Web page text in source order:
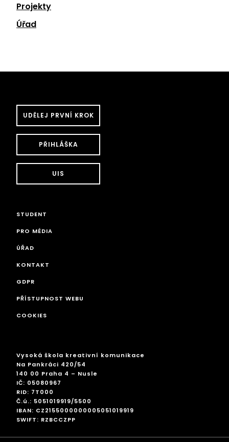
Projekty
Úřad
UDĚLEJ PRVNÍ KROK
PŘIHLÁŠKA
UIS
STUDENT
PRO MÉDIA
ÚŘAD
KONTAKT
GDPR
PŘÍSTUPNOST WEBU
COOKIES
Vysoká škola kreativní komunikace
Na Pankráci 420/54
140 00 Praha 4 – Nusle
IČ: 05080967
RID: 7T000
Č.ú.: 5051019919/5500
IBAN: CZ2155000000005051019919
SWIFT: RZBCCZPP